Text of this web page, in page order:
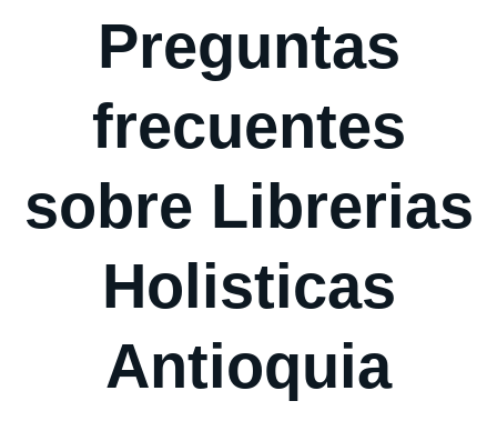
Preguntas
frecuentes
sobre Librerias
Holisticas
Antioquia